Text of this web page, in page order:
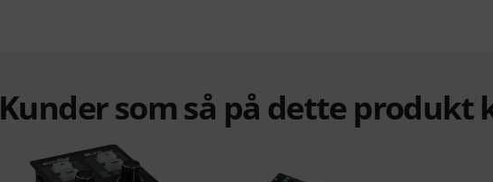
Kunder som så på dette produkt